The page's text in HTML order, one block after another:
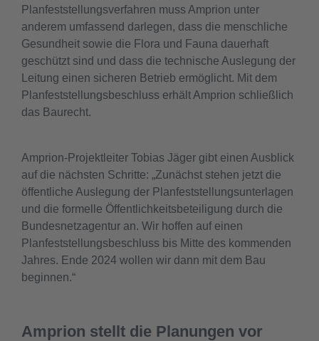
Planfeststellungsverfahren muss Amprion unter
anderem umfassend darlegen, dass die menschliche
Gesundheit sowie die Flora und Fauna dauerhaft
geschützt sind und dass die technische Auslegung der
Leitung einen sicheren Betrieb ermöglicht. Mit dem
Planfeststellungsbeschluss erhält Amprion schließlich
das Baurecht.
Amprion-Projektleiter Tobias Jäger gibt einen Ausblick
auf die nächsten Schritte: „Zunächst stehen jetzt die
öffentliche Auslegung der Planfeststellungsunterlagen
und die formelle Öffentlichkeitsbeteiligung durch die
Bundesnetzagentur an. Wir hoffen auf einen
Planfeststellungsbeschluss bis Mitte des kommenden
Jahres. Ende 2024 wollen wir dann mit dem Bau
beginnen.“
Amprion stellt die Planungen vor